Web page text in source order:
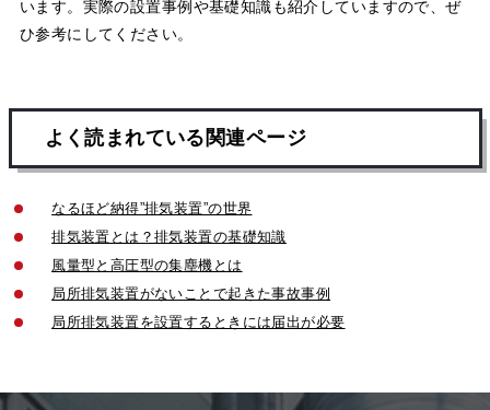
います。実際の設置事例や基礎知識も紹介していますので、ぜ
ひ参考にしてください。
よく読まれている関連ページ
なるほど納得”排気装置”の世界
排気装置とは？排気装置の基礎知識
風量型と高圧型の集塵機とは
局所排気装置がないことで起きた事故事例
局所排気装置を設置するときには届出が必要